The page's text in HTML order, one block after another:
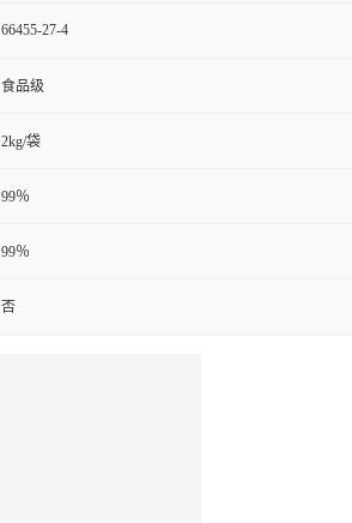
66455-27-4
食品级
2kg/袋
99％
99％
否